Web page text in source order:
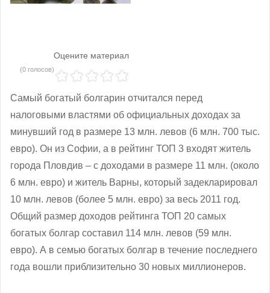
Оцените материал
(0 голосов)
Самый богатый болгарин отчитался перед
налоговыми властями об официальных доходах за
минувший год в размере 13 млн. левов (6 млн. 700 тыс.
евро). Он из Софии, а в рейтинг ТОП 3 входят житель
города Пловдив – с доходами в размере 11 млн. (около
6 млн. евро) и житель Варны, который задекларировал
10 млн. левов (более 5 млн. евро) за весь 2011 год.
Общий размер доходов рейтинга ТОП 20 самых
богатых болгар составил 114 млн. левов (59 млн.
евро). А в семью богатых болгар в течение последнего
года вошли приблизительно 30 новых миллионеров.